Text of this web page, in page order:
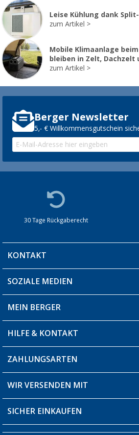
Leise Kühlung dank
zum Artikel
Mobile Klimaanlage beim
bleiben in Zelt, Dachzelt
zum Artikel
Berger Newsletter
5,- € Willkommensgutschein
30 Tage Rückgaberecht
KONTAKT
Du hast eine Frage?
Filiale finden
SOZIALE MEDIEN
MEIN BERGER
Blog
Produkttester
Über uns
HILFE & KONTAKT
Fragen & Antworten / FAQ
Versandinformationen
Bestellstatus
ZAHLUNGSARTEN
WIR VERSENDEN MIT
SICHER EINKAUFEN